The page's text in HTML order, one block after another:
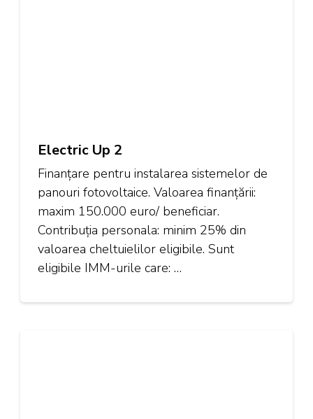
Electric Up 2
Finanțare pentru instalarea sistemelor de
panouri fotovoltaice. Valoarea finanțării:
maxim 150.000 euro/ beneficiar.
Contribuția personala: minim 25% din
valoarea cheltuielilor eligibile. Sunt
eligibile IMM-urile care: …